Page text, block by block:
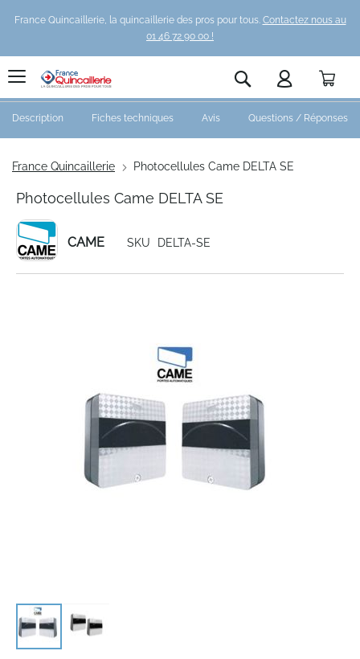
France Quincaillerie, la quincaillerie des pros pour tous. Contactez nous au
01 46 72 90 00 !
Rechercher
France Quincaillerie Photocellules Came DELTA SE
Photocellules Came DELTA SE
CAME SKU DELTA-SE
Description Fiches techniques Avis Questions / Réponses